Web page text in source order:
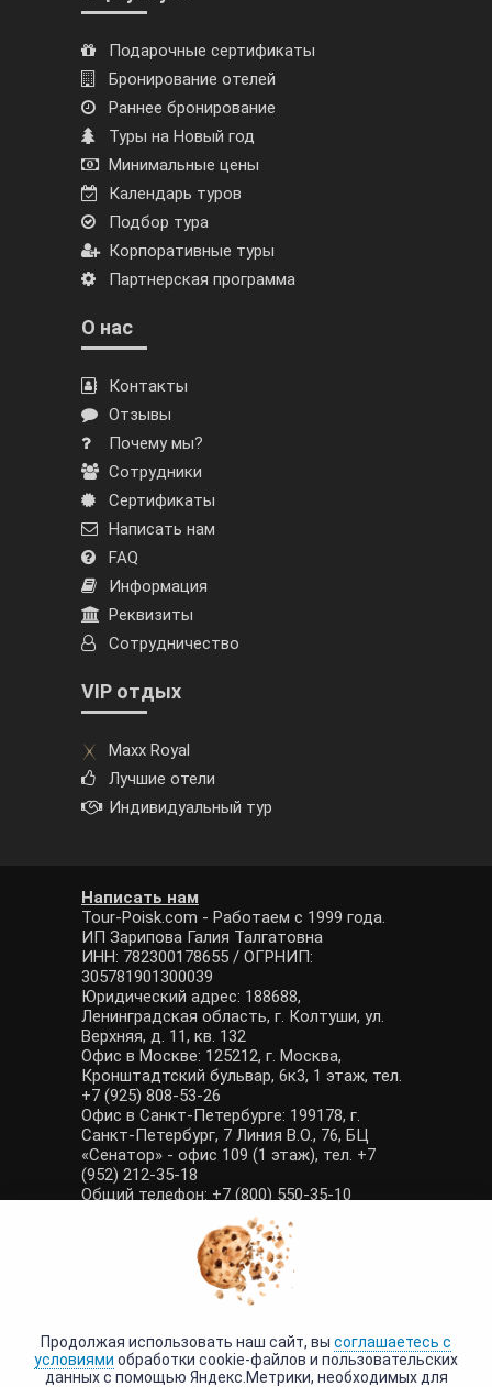
Подарочные сертификаты
Бронирование отелей
Раннее бронирование
Туры на Новый год
Минимальные цены
Календарь туров
Подбор тура
Корпоративные туры
Партнерская программа
О нас
Контакты
Отзывы
Почему мы?
Сотрудники
Сертификаты
Написать нам
FAQ
Информация
Реквизиты
Сотрудничество
VIP отдых
Maxx Royal
Лучшие отели
Индивидуальный тур
Написать нам
Tour-Poisk.com - Работаем с 1999 года.
ИП Зарипова Галия Талгатовна
ИНН: 782300178655 / ОГРНИП:
305781901300039
Юридический адрес: 188688,
Ленинградская область, г. Колтуши, ул.
Верхняя, д. 11, кв. 132
Офис в Москве: 125212, г. Москва,
Кронштадтский бульвар, 6к3, 1 этаж, тел.
+7 (925) 808-53-26
Офис в Санкт-Петербурге: 199178, г.
Санкт-Петербург, 7 Линия В.О., 76, БЦ
«Сенатор» - офис 109 (1 этаж), тел. +7
(952) 212-35-18
Общий телефон: +7 (800) 550-35-10
E-mail: manager@tour-poisk.com (общие
вопросы), admin@tour-poisk.com (жалобы)
Номер в Общероссийском реестре
туристических агентств: РТА 0003424
Политика конфиденциальности
Продолжая использовать наш сайт, вы соглашаетесь с
условиями обработки cookie-файлов и пользовательских
данных с помощью Яндекс.Метрики, необходимых для